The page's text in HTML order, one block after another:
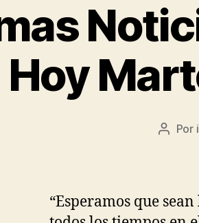
Hoy
Autor
Por
“Esperamos que